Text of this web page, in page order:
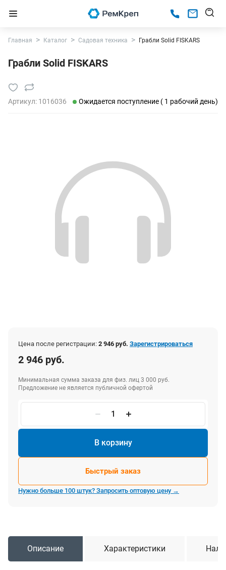
Главная Каталог Садовая техника Грабли Solid FISKARS
Грабли Solid FISKARS
Артикул: 1016036 Ожидается поступление ( 1 рабочий день)
Цена после регистрации: 2 946 руб. Зарегистрироваться
2 946 руб.
Минимальная сумма заказа для физ. лиц 3 000 руб.
Предложение не является публичной офертой
В корзину
Быстрый заказ
Нужно больше 100 штук? Запросить оптовую цену →
Описание Характеристики